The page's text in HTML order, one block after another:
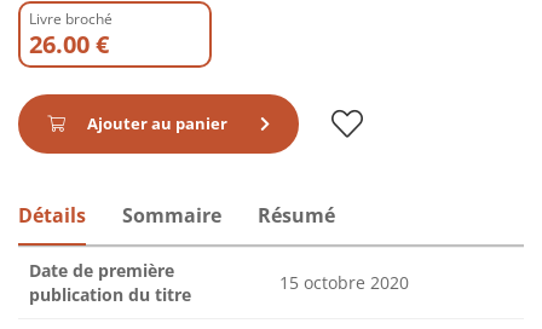
Livre broché
26.00 €
Ajouter au panier
Détails Sommaire Résumé
Date de première
publication du titre
15 octobre 2020